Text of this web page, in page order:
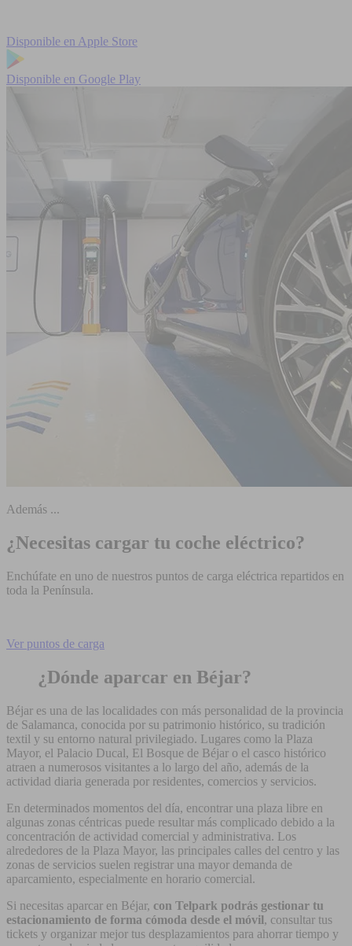
Disponible en Apple Store
Disponible en Google Play
Además ...
¿Necesitas cargar tu coche eléctrico?
Enchúfate en uno de nuestros puntos de carga eléctrica repartidos en
toda la Península.
Ver puntos de carga
¿Dónde aparcar en Béjar?
Béjar es una de las localidades con más personalidad de la provincia
de Salamanca, conocida por su patrimonio histórico, su tradición
textil y su entorno natural privilegiado. Lugares como la Plaza
Mayor, el Palacio Ducal, El Bosque de Béjar o el casco histórico
atraen a numerosos visitantes a lo largo del año, además de la
actividad diaria generada por residentes, comercios y servicios.
En determinados momentos del día, encontrar una plaza libre en
algunas zonas céntricas puede resultar más complicado debido a la
concentración de actividad comercial y administrativa. Los
alrededores de la Plaza Mayor, las principales calles del centro y las
zonas de servicios suelen registrar una mayor demanda de
aparcamiento, especialmente en horario comercial.
Si necesitas aparcar en Béjar, con Telpark podrás gestionar tu
estacionamiento de forma cómoda desde el móvil, consultar tus
tickets y organizar mejor tus desplazamientos para ahorrar tiempo y